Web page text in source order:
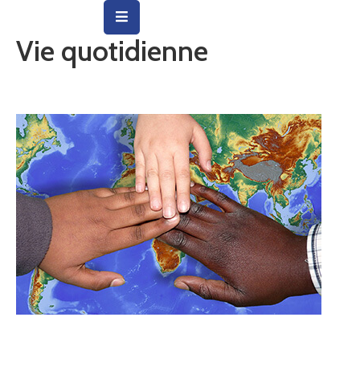
Ville
Vie
Quotidienne
Social
&
Education
Arts
&
Vie quotidienne